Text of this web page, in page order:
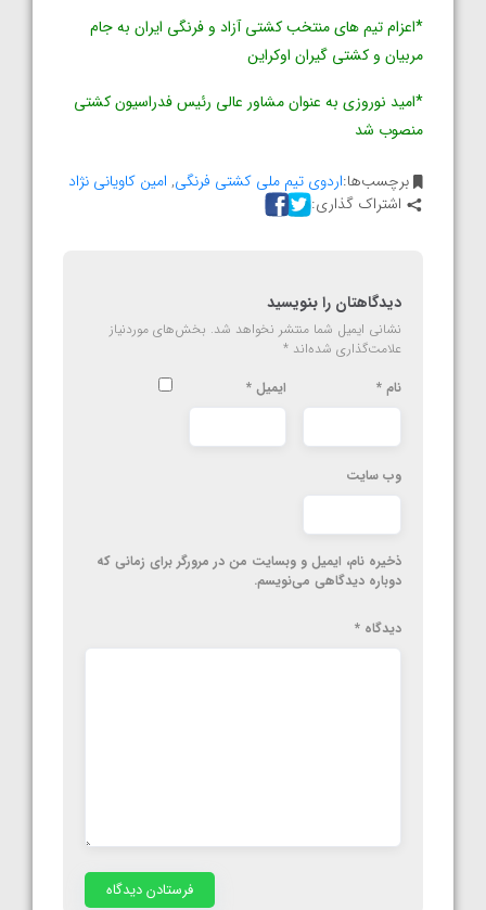
*اعزام تیم های منتخب کشتی آزاد و فرنگی ایران به جام
مربیان و کشتی گیران اوکراین
*امید نوروزی به عنوان مشاور عالی رئیس فدراسیون کشتی
منصوب شد
برچسب‌ها:اردوی تیم ملی کشتی فرنگی, امین کاویانی نژاد
اشتراک گذاری:
دیدگاهتان را بنویسید
نشانی ایمیل شما منتشر نخواهد شد. بخش‌های موردنیاز
علامت‌گذاری شده‌اند *
نام * ایمیل *
وب‌ سایت
ذخیره نام، ایمیل و وبسایت من در مرورگر برای زمانی که
دوباره دیدگاهی می‌نویسم.
دیدگاه *